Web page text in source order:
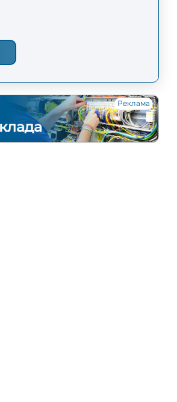
Реклама